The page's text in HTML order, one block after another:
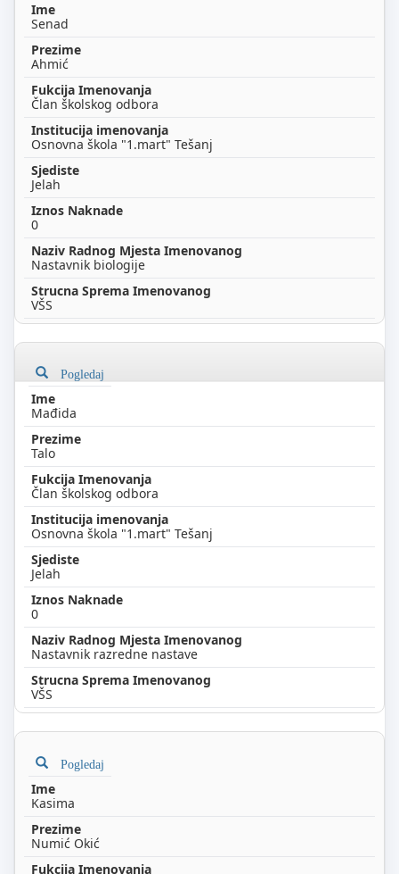
Senad
Ahmić
Član školskog odbora
Osnovna škola "1.mart" Tešanj
Jelah
0
Nastavnik biologije
VŠS
Pogledaj
Mađida
Talo
Član školskog odbora
Osnovna škola "1.mart" Tešanj
Jelah
0
Nastavnik razredne nastave
VŠS
Pogledaj
Kasima
Numić Okić